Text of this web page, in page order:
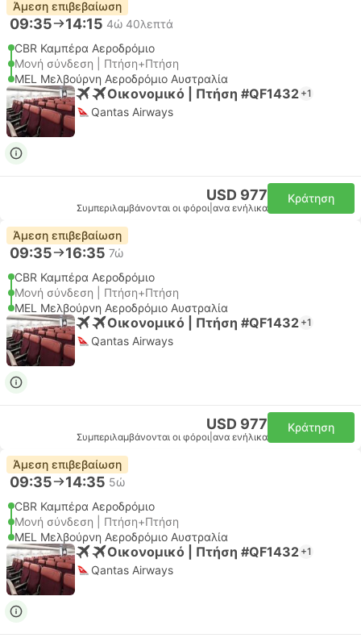
Άμεση επιβεβαίωση
09:35 14:15 4ώ 40λεπτά
CBR Καμπέρα Αεροδρόμιο
Μονή σύνδεση | Πτήση+Πτήση
MEL Μελβούρνη Αεροδρόμιο Αυστραλία
Οικονομικό | Πτήση #QF1432 +1
Qantas Airways
USD 977
Συμπεριλαμβάνονται οι φόροι ανα ενήλικα
Κράτηση
Άμεση επιβεβαίωση
09:35 16:35 7ώ
CBR Καμπέρα Αεροδρόμιο
Μονή σύνδεση | Πτήση+Πτήση
MEL Μελβούρνη Αεροδρόμιο Αυστραλία
Οικονομικό | Πτήση #QF1432 +1
Qantas Airways
USD 977
Συμπεριλαμβάνονται οι φόροι ανα ενήλικα
Κράτηση
Άμεση επιβεβαίωση
09:35 14:35 5ώ
CBR Καμπέρα Αεροδρόμιο
Μονή σύνδεση | Πτήση+Πτήση
MEL Μελβούρνη Αεροδρόμιο Αυστραλία
Οικονομικό | Πτήση #QF1432 +1
Qantas Airways